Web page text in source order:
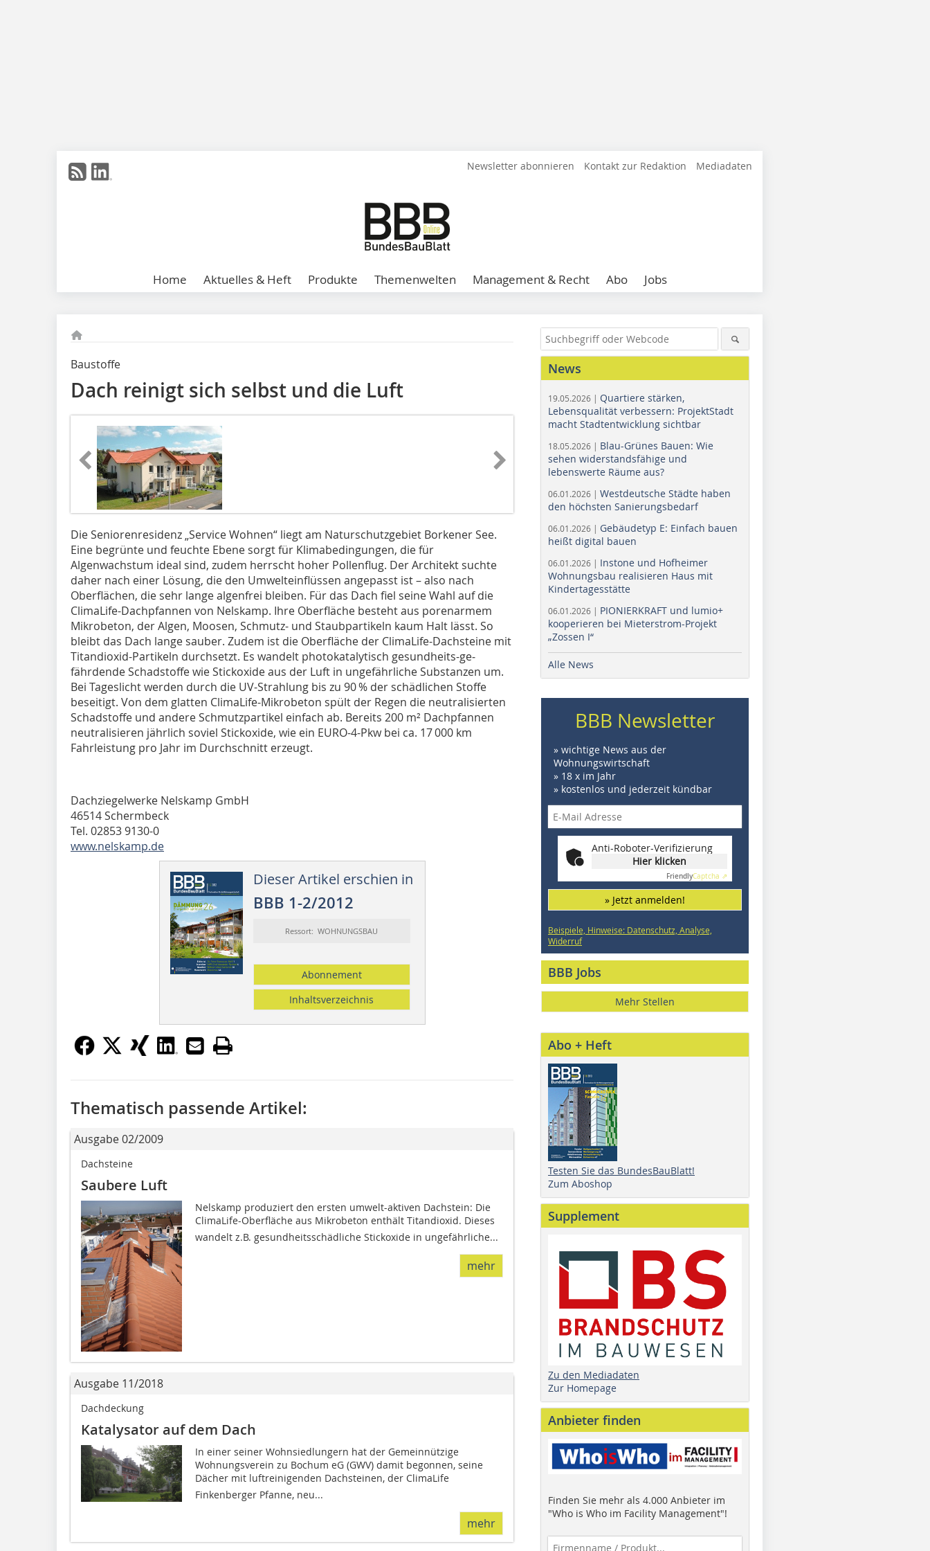
Newsletter abonnieren Kontakt zur Redaktion Mediadaten
Home Aktuelles & Heft Produkte Themenwelten Management & Recht Abo Jobs
Baustoffe
Dach reinigt sich selbst und die Luft
Die Seniorenresidenz „Service Wohnen“ liegt am Naturschutzgebiet Borkener See.
Eine begrünte und feuchte Ebe­­ne sorgt für Klimabedingungen, die für
Algenwachstum ideal sind, zudem herrscht hoher Pollenflug. Der Architekt suchte
da­­her nach einer Lösung, die den Um­­welt­einflüssen angepasst ist – also nach
Oberflächen, die sehr lange algenfrei bleiben. Für das Dach fiel seine Wahl auf die
ClimaLife-Dachpfannen von Nelskamp. Ihre Oberfläche besteht aus porenarmem
Mikrobeton, der Algen, Moosen, Schmutz- und Staubpartikeln kaum Halt lässt. So
bleibt das Dach lange sauber. Zudem ist die Oberfläche der ClimaLife-Dachsteine mit
Titandioxid-Partikeln durchsetzt. Es wandelt photokatalytisch ge­­sundheits-ge­
fährdende Schadstoffe wie Stickoxide aus der Luft in ungefährliche Substanzen um.
Bei Tageslicht werden durch die UV-Strahlung bis zu 90 % der schädlichen Stoffe
beseitigt. Von dem glatten ClimaLife-Mikrobeton spült der Regen die neutralisierten
Schadstoffe und andere Schmutzpartikel einfach ab. Be­­reits 200 m² Dachpfannen
neutralisieren jährlich soviel Stickoxide, wie ein EURO-4-Pkw bei ca. 17 000 km
Fahrleistung pro Jahr im Durchschnitt erzeugt.
Dachziegelwerke Nelskamp GmbH
46514 Schermbeck
Tel. 02853 9130-0
www.nelskamp.de
Dieser Artikel erschien in
BBB 1-2/2012
Ressort: WOHNUNGSBAU
Abonnement
Inhaltsverzeichnis
Thematisch passende Artikel:
Ausgabe 02/2009
Dachsteine
Saubere Luft
Nelskamp produziert den ersten umwelt-aktiven Dachstein: Die
ClimaLife-Oberfläche aus Mikrobeton enthält Titandioxid. Dieses
wandelt z.B. gesund­heitsschädliche Stickoxide in ungefährliche...
mehr
Ausgabe 11/2018
Dachdeckung
Katalysator auf dem Dach
In einer seiner Wohnsiedlungern hat der Gemeinnützige
Wohnungsverein zu Bochum eG (GWV) damit begonnen, seine
Dächer mit luftreinigenden Dachsteinen, der ClimaLife 
Finkenberger Pfanne, neu...
mehr
News
19.05.2026 | Quartiere stärken,
Lebensqualität verbessern: ProjektStadt
macht Stadtentwicklung sichtbar
18.05.2026 | Blau-Grünes Bauen: Wie
sehen widerstandsfähige und
lebenswerte Räume aus?
06.01.2026 | Westdeutsche Städte haben
den höchsten Sanierungsbedarf
06.01.2026 | Gebäudetyp E: Einfach bauen
heißt digital bauen
06.01.2026 | Instone und Hofheimer
Wohnungsbau realisieren Haus mit
Kindertagesstätte
06.01.2026 | PIONIERKRAFT und lumio+
kooperieren bei Mieterstrom-Projekt
„Zossen I“
Alle News
BBB Newsletter
» wichtige News aus der
Wohnungswirtschaft
» 18 x im Jahr
» kostenlos und jederzeit kündbar
Anti-Roboter-Verifizierung
Hier klicken
FriendlyCaptcha ⇗
» Jetzt anmelden!
Beispiele, Hinweise: Datenschutz, Analyse,
Widerruf
BBB Jobs
Mehr Stellen
Abo + Heft
Testen Sie das BundesBauBlatt!
Zum Aboshop
Supplement
Zu den Mediadaten
Zur Homepage
Anbieter finden
Finden Sie mehr als 4.000 Anbieter im
"Who is Who im Facility Management"!